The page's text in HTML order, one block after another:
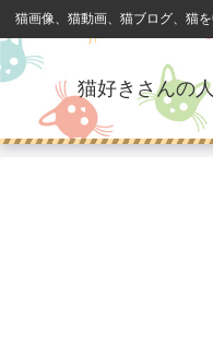
猫画像、猫動画、猫ブログ、猫
猫好きさんの